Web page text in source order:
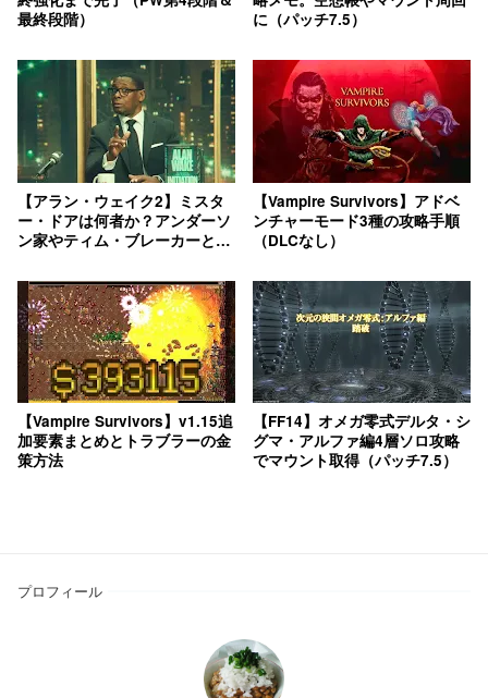
最終段階）
に（パッチ7.5）
【アラン・ウェイク2】ミスタ
ー・ドアは何者か？アンダーソ
ン家やティム・ブレーカーとの
【Vampire Survivors】アドベ
ンチャーモード3種の攻略手順
（DLCなし）
【Vampire Survivors】v1.15追
加要素まとめとトラブラーの金
策方法
【FF14】オメガ零式デルタ・シ
グマ・アルファ編4層ソロ攻略
でマウント取得（パッチ7.5）
プロフィール